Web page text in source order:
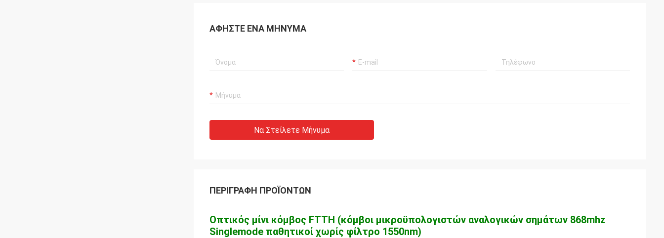
ΑΦΉΣΤΕ ΈΝΑ ΜΉΝΥΜΑ
Να Στείλετε Μήνυμα
ΠΕΡΙΓΡΑΦΉ ΠΡΟΪΌΝΤΩΝ
Οπτικός μίνι κόμβος FTTH (κόμβοι μικροϋπολογιστών αναλογικών σημάτων 868mhz
Singlemode παθητικοί χωρίς φίλτρο 1550nm)